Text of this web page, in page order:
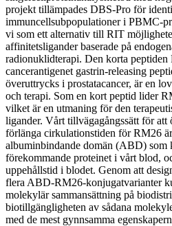
projekt tillämpades DBS-Pro för
immuncellsubpopulationer i PBMC-
vi som ett alternativ till RIT
affinitetsligander baserade på
radionuklidterapi. Den korta
cancerantigenet gastrin-releasing
överuttrycks i prostatacancer, är en
och terapi. Som en kort peptid lider
vilket är en utmaning för den
ligander. Vårt tillvägagångssätt för att
förlänga cirkulationstiden för RM26
albuminbindande domän (ABD) som
förekommande proteinet i vårt blod,
uppehållstid i blodet. Genom att
flera ABD-RM26-konjugatvarianter
molekylär sammansättning på
biotillgängligheten av sådana
med de mest gynnsamma